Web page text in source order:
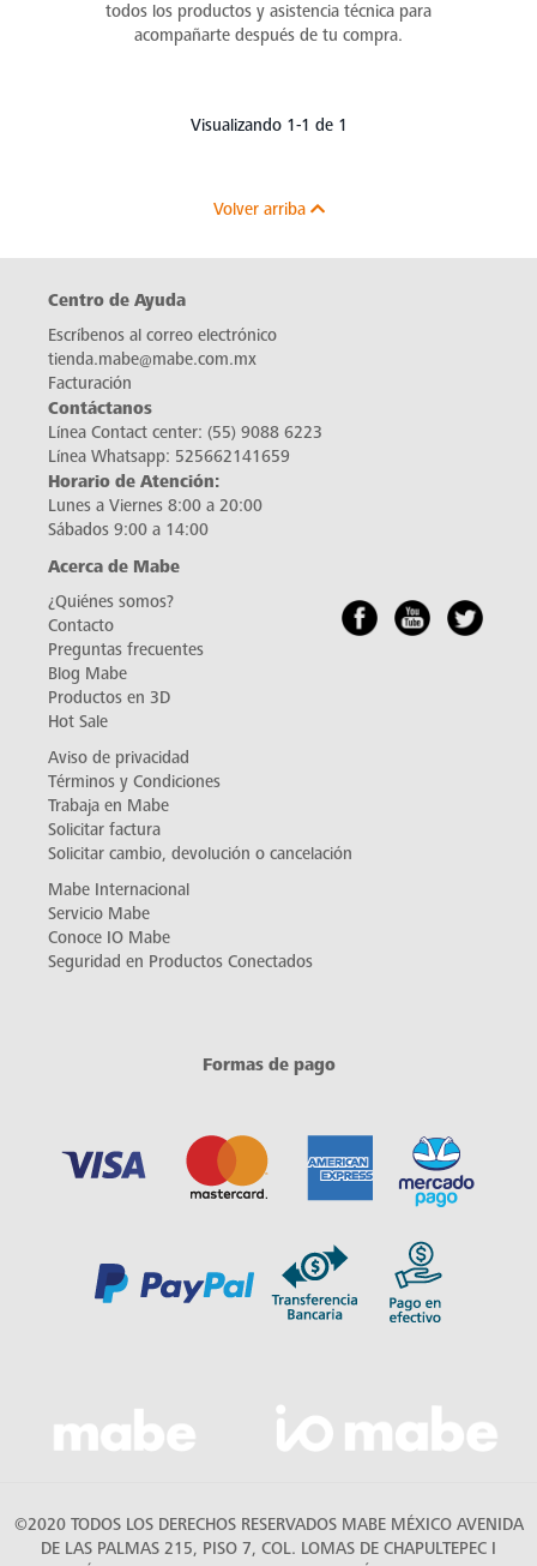
todos los productos y asistencia técnica para
acompañarte después de tu compra.
Visualizando 1-1 de 1
Volver arriba
Centro de Ayuda
Escríbenos al correo electrónico
tienda.mabe@mabe.com.mx
Facturación
Contáctanos
Línea Contact center: (55) 9088 6223
Línea Whatsapp: 525662141659
Horario de Atención:
Lunes a Viernes 8:00 a 20:00
Sábados 9:00 a 14:00
Acerca de Mabe
¿Quiénes somos?
Contacto
Preguntas frecuentes
Blog Mabe
Productos en 3D
Hot Sale
Aviso de privacidad
Términos y Condiciones
Trabaja en Mabe
Solicitar factura
Solicitar cambio, devolución o cancelación
Mabe Internacional
Servicio Mabe
Conoce IO Mabe
Seguridad en Productos Conectados
Formas de pago
©2020 TODOS LOS DERECHOS RESERVADOS MABE MÉXICO AVENIDA
DE LAS PALMAS 215, PISO 7, COL. LOMAS DE CHAPULTEPEC I